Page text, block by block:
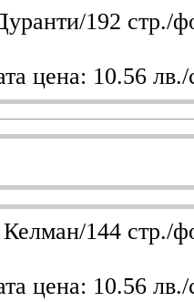
192 стр./
цена: 10.56 лв./
144 стр./
цена: 10.56 лв./